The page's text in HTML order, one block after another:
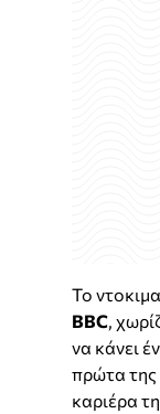
Το
BBC ,
να κάνει
πρώτα της
καριέρα